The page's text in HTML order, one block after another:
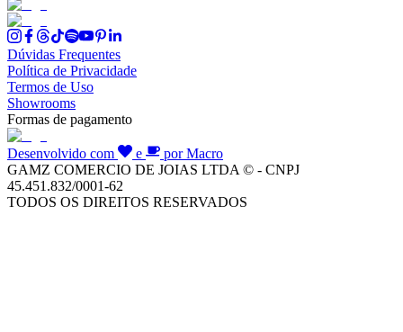
Dúvidas Frequentes
Política de Privacidade
Termos de Uso
Showrooms
Formas de pagamento
Desenvolvido com e
por Macro
GAMZ COMERCIO DE JOIAS LTDA © - CNPJ
45.451.832/0001-62
TODOS OS DIREITOS RESERVADOS